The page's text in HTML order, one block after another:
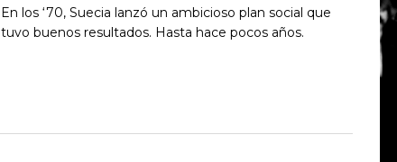
En los ‘70, Suecia lanzó un ambicioso plan social que
tuvo buenos resultados. Hasta hace pocos años.